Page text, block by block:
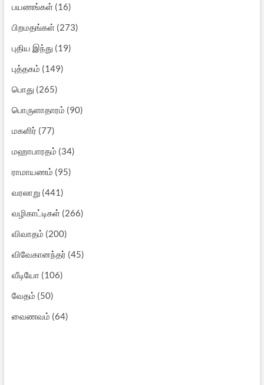
பயணங்கள்(16)
பிறமதங்கள்(273)
புதிய இந்து (19)
புத்தகம் (149)
பொது (265)
பொருளாதாரம் (90)
மகளிர் (77)
மஹாபாரதம் (34)
ராமாயணம் (95)
வரலாறு(441)
வழிகாட்டிகள்(266)
விவாதம் (200)
விவேகானந்தர் (45)
வீடியோ (106)
வேதம் (50)
வைணவம் (64)